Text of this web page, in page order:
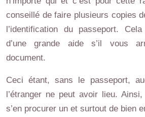
conseillé de faire plusieurs copies
l’identification du passeport.
d’une grande aide s’il vous
document.
Ceci étant, sans le passeport,
l’étranger ne peut avoir lieu.
s’en procurer un et surtout de bien